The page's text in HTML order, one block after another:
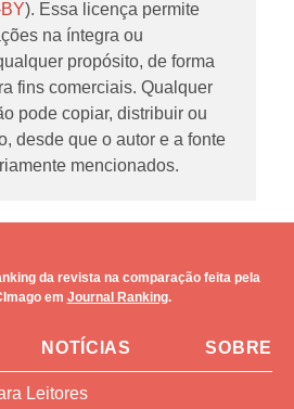
). Essa licença permite
na íntegra ou
propósito, de forma
fins comerciais. Qualquer
pode copiar, distribuir ou
desde que o autor e a fonte
mencionados.
da revista na comparação feita pela
em Journal Ranking.
NOTÍCIAS SOBRE
Leitores